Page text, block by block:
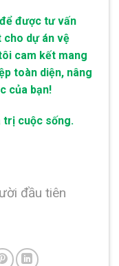
được tư vấn
cho dự án vệ
cam kết mang
toàn diện, nâng
của bạn!
trị cuộc sống.
đầu tiên